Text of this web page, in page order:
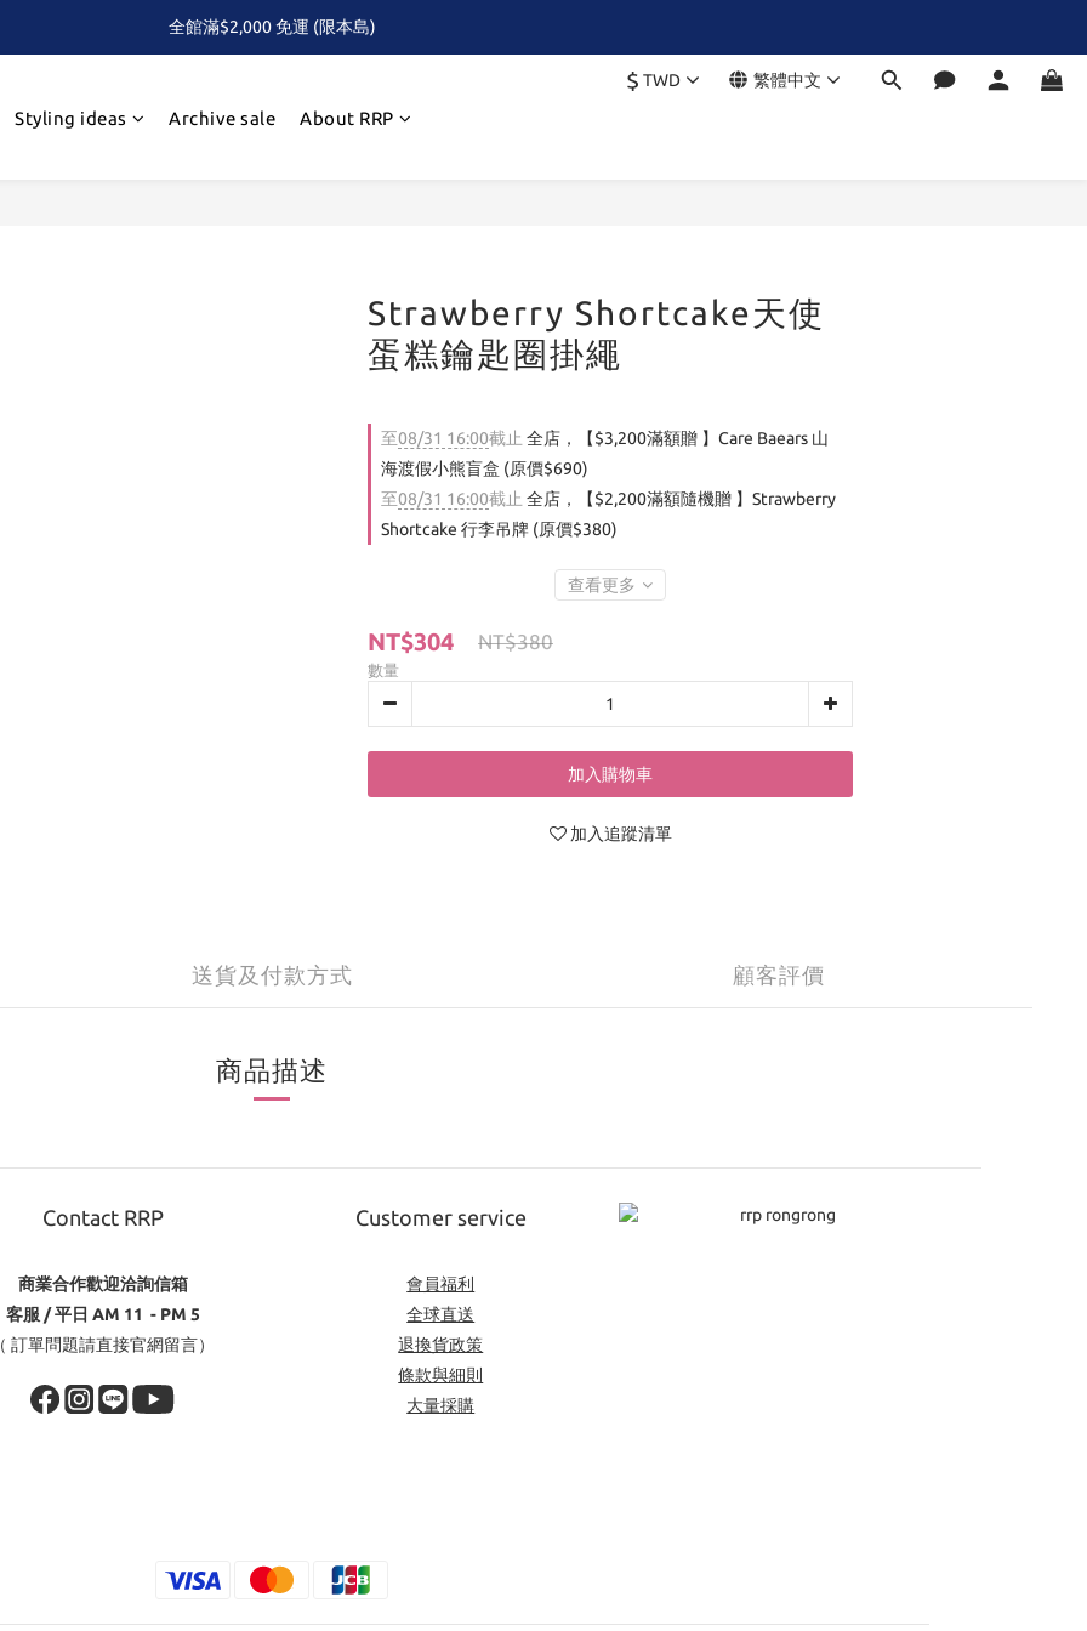
全館滿$2,000 免運 (限本島)
首次！！滿額再送Care Baears 山海渡假小熊盲包
$ TWD 繁體中文
Styling ideas Archive sale About RRP
Strawberry Shortcake天使
蛋糕鑰匙圈掛繩
至08/31 16:00截止 全店，【$3,200滿額贈 】Care Baears 山
海渡假小熊盲盒 (原價$690)
至08/31 16:00截止 全店，【$2,200滿額隨機贈 】Strawberry
Shortcake 行李吊牌 (原價$380)
查看更多
NT$304 NT$380
數量
加入購物車
加入追蹤清單
送貨及付款方式 顧客評價
商品描述
Contact RRP
商業合作歡迎洽詢信箱
客服 / 平日 AM 11 - PM 5
訂單問題請直接官網留言）
Customer service
會員福利
全球直送
退換貨政策
條款與細則
大量採購